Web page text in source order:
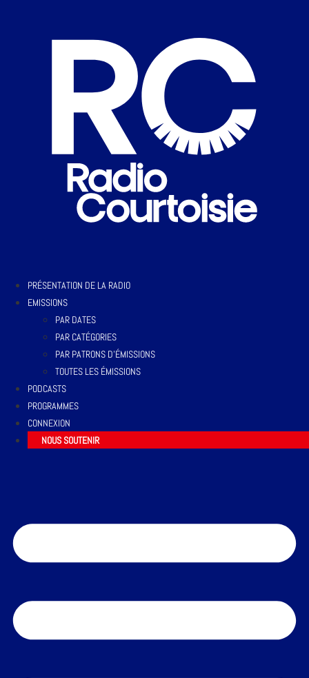
PRÉSENTATION DE LA RADIO
EMISSIONS
PAR DATES
PAR CATÉGORIES
PAR PATRONS D’ÉMISSIONS
TOUTES LES ÉMISSIONS
PODCASTS
PROGRAMMES
CONNEXION
NOUS SOUTENIR